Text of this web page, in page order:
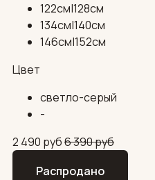
122см|128см
134см|140см
146см|152см
Цвет
светло-серый
-
2 490 руб6 390руб
Распродано